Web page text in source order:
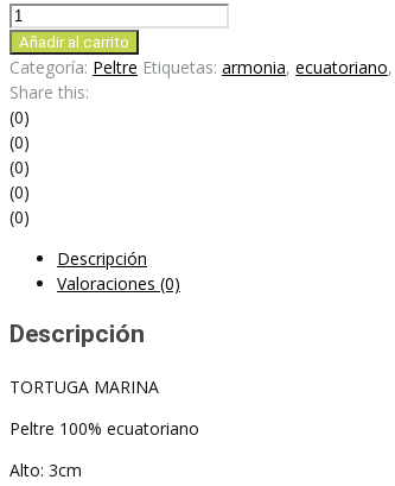
TORTUGA
MARINA
cantidad
Añadir al carrito
Categoría: Peltre Etiquetas: armonia, ecuatoriano,
Share this:
(0)
(0)
(0)
(0)
(0)
Descripción
Valoraciones (0)
Descripción
TORTUGA MARINA
Peltre 100% ecuatoriano
Alto: 3cm